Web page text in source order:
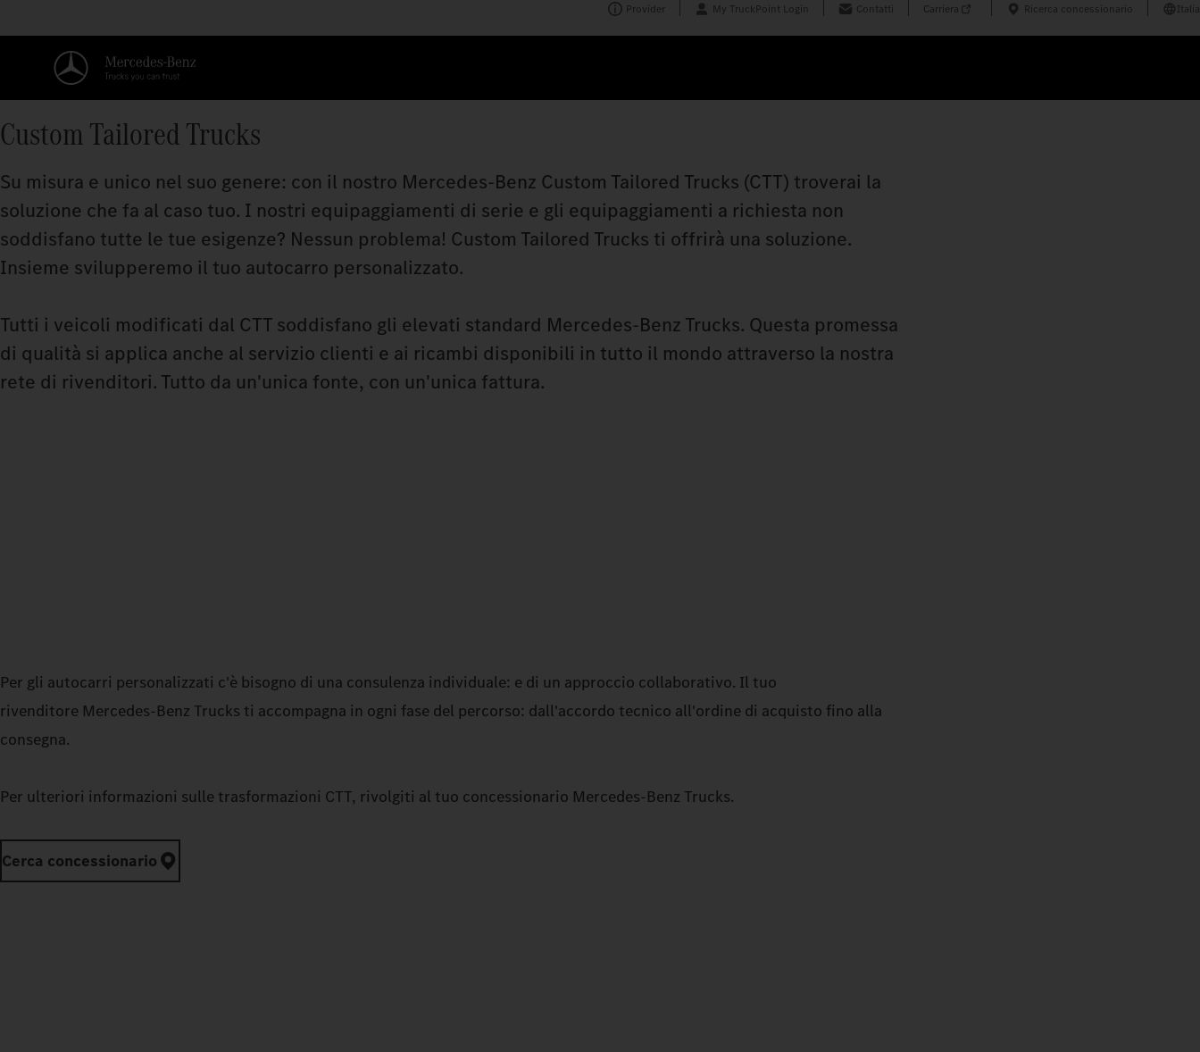
Provider My TruckPoint Login Contatti Carriera Ricerca concessionario Italia
Custom Tailored Trucks
Su misura e unico nel suo genere: con il nostro Mercedes‑Benz Custom Tailored Trucks (CTT) troverai la
soluzione che fa al caso tuo. I nostri equipaggiamenti di serie e gli equipaggiamenti a richiesta non
soddisfano tutte le tue esigenze? Nessun problema! Custom Tailored Trucks ti offrirà una soluzione.
Insieme svilupperemo il tuo autocarro personalizzato.
Tutti i veicoli modificati dal CTT soddisfano gli elevati standard Mercedes‑Benz Trucks. Questa promessa
di qualità si applica anche al servizio clienti e ai ricambi disponibili in tutto il mondo attraverso la nostra
rete di rivenditori. Tutto da un'unica fonte, con un'unica fattura.
Per gli autocarri personalizzati c'è bisogno di una consulenza individuale: e di un approccio collaborativo. Il tuo
rivenditore Mercedes‑Benz Trucks ti accompagna in ogni fase del percorso: dall'accordo tecnico all'ordine di acquisto fino alla
consegna.
Per ulteriori informazioni sulle trasformazioni CTT, rivolgiti al tuo concessionario Mercedes‑Benz Trucks.
Cerca concessionario